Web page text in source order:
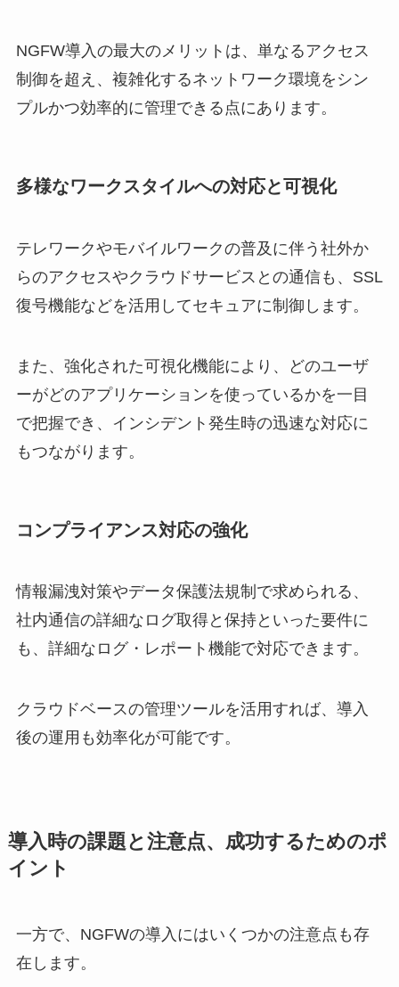
NGFW導入の最大のメリットは、単なるアクセス
制御を超え、複雑化するネットワーク環境をシン
プルかつ効率的に管理できる点にあります。
多様なワークスタイルへの対応と可視化
テレワークやモバイルワークの普及に伴う社外か
らのアクセスやクラウドサービスとの通信も、SSL
復号機能などを活用してセキュアに制御します。
また、強化された可視化機能により、どのユーザ
ーがどのアプリケーションを使っているかを一目
で把握でき、インシデント発生時の迅速な対応に
もつながります。
コンプライアンス対応の強化
情報漏洩対策やデータ保護法規制で求められる、
社内通信の詳細なログ取得と保持といった要件に
も、詳細なログ・レポート機能で対応できます。
クラウドベースの管理ツールを活用すれば、導入
後の運用も効率化が可能です。
導入時の課題と注意点、成功するためのポ
イント
一方で、NGFWの導入にはいくつかの注意点も存
在します。